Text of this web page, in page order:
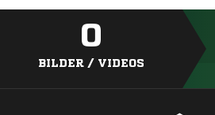
0
BILDER / VIDEOS